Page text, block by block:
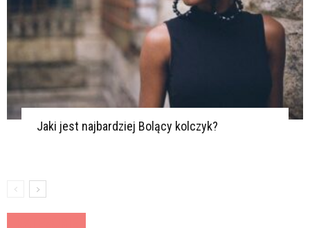
Jaki jest najbardziej Bolący kolczyk?